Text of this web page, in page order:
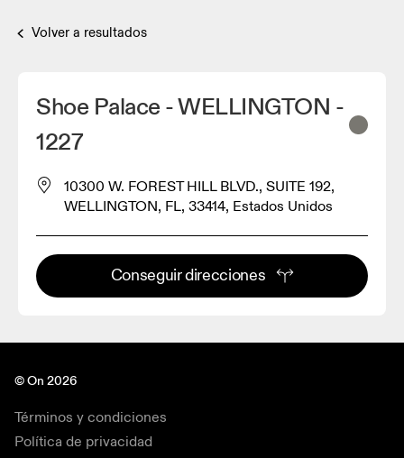
Volver a resultados
Shoe Palace - WELLINGTON -
1227
10300 W. FOREST HILL BLVD., SUITE 192,
WELLINGTON, FL, 33414, Estados Unidos
Conseguir direcciones
© On 2026
Términos y condiciones
Política de privacidad